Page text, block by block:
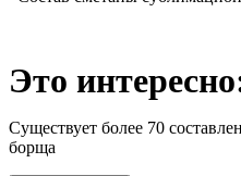
Это
Существует более 70
борща